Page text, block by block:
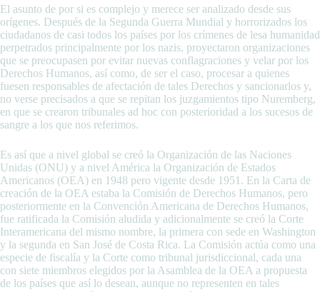
El asunto de por si es complejo y merece ser analizado desde sus
orígenes. Después de la Segunda Guerra Mundial y horrorizados los
ciudadanos de casi todos los países por los crímenes de lesa humanidad
perpetrados principalmente por los nazis, proyectaron organizaciones
que se preocupasen por evitar nuevas conflagraciones y velar por los
Derechos Humanos, así como, de ser el caso, procesar a quienes
fuesen responsables de afectación de tales Derechos y sancionarlos y,
no verse precisados a que se repitan los juzgamientos tipo Nuremberg,
en que se crearon tribunales ad hoc con posterioridad a los sucesos de
sangre a los que nos referimos.
Es así que a nivel global se creó la Organización de las Naciones
Unidas (ONU) y a nivel América la Organización de Estados
Americanos (OEA) en 1948 pero vigente desde 1951. En la Carta de
creación de la OEA estaba la Comisión de Derechos Humanos, pero
posteriormente en la Convención Americana de Derechos Humanos,
fue ratificada la Comisión aludida y adicionalmente se creó la Corte
Interamericana del mismo nombre, la primera con sede en Washington
y la segunda en San José de Costa Rica. La Comisión actúa como una
especie de fiscalía y la Corte como tribunal jurisdiccional, cada una
con siete miembros elegidos por la Asamblea de la OEA a propuesta
de los países que así lo desean, aunque no representen en tales